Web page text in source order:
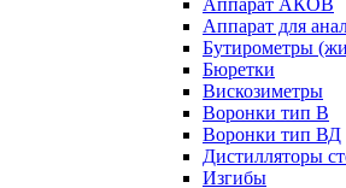
Аппарат АКОВ
Аппарат для
Бутирометры
Бюретки
Вискозиметры
Воронки тип В
Воронки тип ВД
Дистилляторы
Изгибы